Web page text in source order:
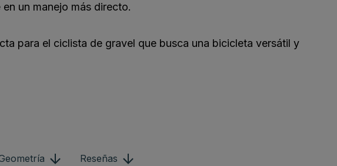
un manejo más directo.
para el ciclista de gravel que busca una bicicleta versátil y
Reseñas